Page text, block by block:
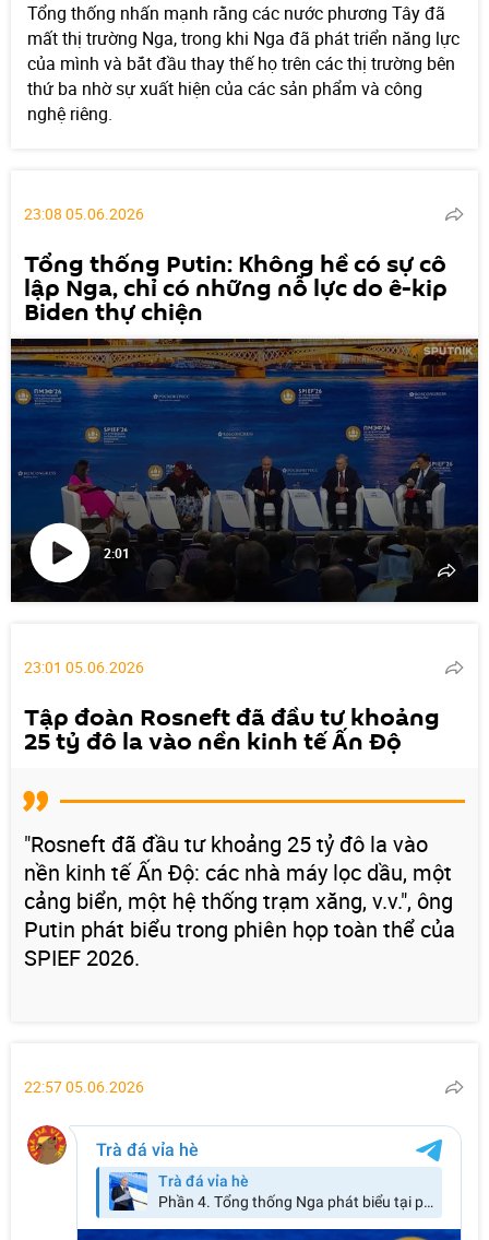
Tổng thống nhấn mạnh rằng các nước phương Tây đã
mất thị trường Nga, trong khi Nga đã phát triển năng lực
của mình và bắt đầu thay thế họ trên các thị trường bên
thứ ba nhờ sự xuất hiện của các sản phẩm và công
nghệ riêng.
23:08 05.06.2026
Tổng thống Putin: Không hề có sự cô
lập Nga, chỉ có những nỗ lực do ê-kip
Biden thự chiện
2:01
23:01 05.06.2026
Tập đoàn Rosneft đã đầu tư khoảng
25 tỷ đô la vào nền kinh tế Ấn Độ
"Rosneft đã đầu tư khoảng 25 tỷ đô la vào
nền kinh tế Ấn Độ: các nhà máy lọc dầu, một
cảng biển, một hệ thống trạm xăng, v.v.", ông
Putin phát biểu trong phiên họp toàn thể của
SPIEF 2026.
22:57 05.06.2026